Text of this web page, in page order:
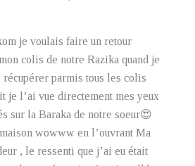
je voulais faire un retour
colis de notre Razika quand je
parmis tous les colis
je l’ai vue directement mes yeux
sur la Baraka de notre soeur😍
wowww en l’ouvrant Ma